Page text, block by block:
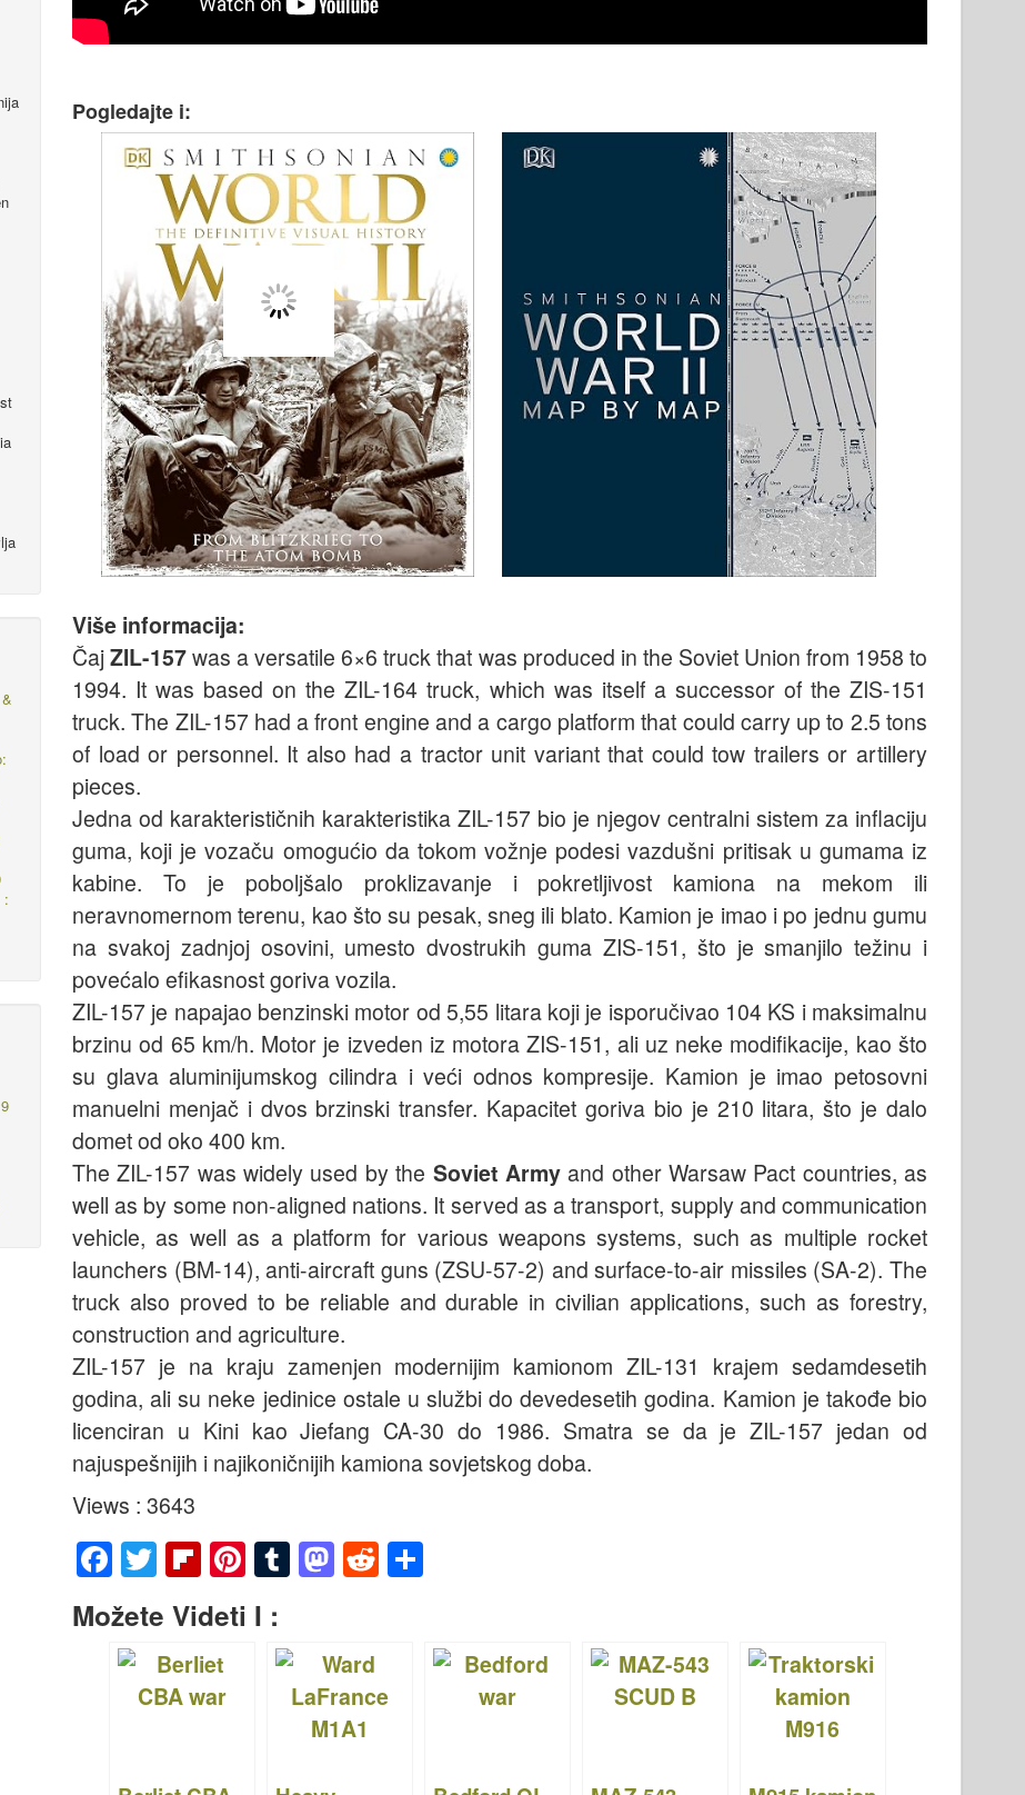
Pogledajte i:
Više informacija:
ČajZIL-157was a versatile 6×6 truck that was produced in the Soviet Union from 1958 to
1994. It was based on the ZIL-164 truck, which was itself a successor of the ZIS-151
truck. The ZIL-157 had a front engine and a cargo platform that could carry up to 2.5 tons
of load or personnel. It also had a tractor unit variant that could tow trailers or artillery
pieces.
Jedna od karakterističnih karakteristika ZIL-157 bio je njegov centralni sistem za inflaciju
guma, koji je vozaču omogućio da tokom vožnje podesi vazdušni pritisak u gumama iz
kabine. To je poboljšalo proklizavanje i pokretljivost kamiona na mekom ili
neravnomernom terenu, kao što su pesak, sneg ili blato. Kamion je imao i po jednu gumu
na svakoj zadnjoj osovini, umesto dvostrukih guma ZIS-151, što je smanjilo težinu i
povećalo efikasnost goriva vozila.
ZIL-157 je napajao benzinski motor od 5,55 litara koji je isporučivao 104 KS i maksimalnu
brzinu od 65 km/h. Motor je izveden iz motora ZIS-151, ali uz neke modifikacije, kao što
su glava aluminijumskog cilindra i veći odnos kompresije. Kamion je imao petosovni
manuelni menjač i dvos brzinski transfer. Kapacitet goriva bio je 210 litara, što je dalo
domet od oko 400 km.
The ZIL-157 was widely used by the Soviet Army and other Warsaw Pact countries, as
well as by some non-aligned nations. It served as a transport, supply and communication
vehicle, as well as a platform for various weapons systems, such as multiple rocket
launchers (BM-14), anti-aircraft guns (ZSU-57-2) and surface-to-air missiles (SA-2). The
truck also proved to be reliable and durable in civilian applications, such as forestry,
construction and agriculture.
ZIL-157 je na kraju zamenjen modernijim kamionom ZIL-131 krajem sedamdesetih
godina, ali su neke jedinice ostale u službi do devedesetih godina. Kamion je takođe bio
licenciran u Kini kao Jiefang CA-30 do 1986. Smatra se da je ZIL-157 jedan od
najuspešnijih i najikoničnijih kamiona sovjetskog doba.
Views : 3643
F
a
c
e
T
wi
tt
er
Fl
ip
b
o
ar
Pi
nt
er
T
u
bl
r
M
a
o
d
o
R
e
t
e
Možete Videti I :
: